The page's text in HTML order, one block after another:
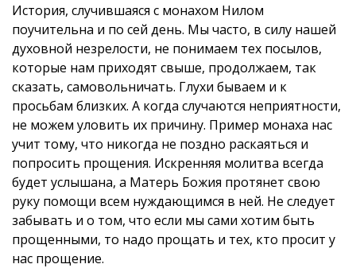
История, случившаяся с монахом Нилом
поучительна и по сей день. Мы часто, в силу нашей
духовной незрелости, не понимаем тех посылов,
которые нам приходят свыше, продолжаем, так
сказать, самовольничать. Глухи бываем и к
просьбам близких. А когда случаются неприятности,
не можем уловить их причину. Пример монаха нас
учит тому, что никогда не поздно раскаяться и
попросить прощения. Искренняя молитва всегда
будет услышана, а Матерь Божия протянет свою
руку помощи всем нуждающимся в ней. Не следует
забывать и о том, что если мы сами хотим быть
прощенными, то надо прощать и тех, кто просит у
нас прощение.